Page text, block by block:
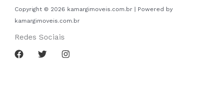
Copyright © 2026 kamargimoveis.com.br | Powered by
kamargimoveis.com.br
Redes Sociais